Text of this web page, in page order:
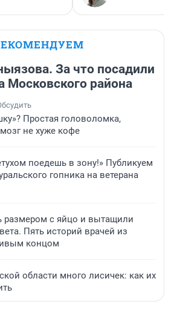
За что посадили
Московского района
Простая головоломка,
не хуже кофе
поедешь в зону!» Публикуем
гопника на ветерана
размером с яйцо и вытащили
Пять историй врачей из
концом
области много лисичек: как их